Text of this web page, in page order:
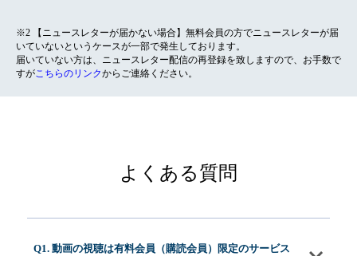
※2 【ニュースレターが届かない場合】無料会員の方でニュースレターが届
いていないというケースが一部で発生しております。
届いていない方は、ニュースレター配信の再登録を致しますので、お手数で
すがこちらのリンクからご連絡ください。
よくある質問
Q1. 動画の視聴は有料会員（購読会員）限定のサービス